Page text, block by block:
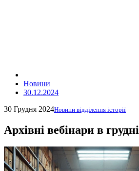
Новини
30.12.2024
30 Грудня 2024Новини відділення історії
Архівні вебінари в грудні